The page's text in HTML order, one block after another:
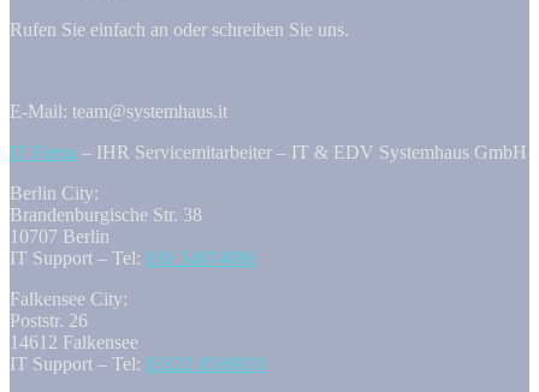
Rufen Sie einfach an oder schreiben Sie uns.
E-Mail: team@systemhaus.it
IT Firma – IHR Servicemitarbeiter – IT & EDV Systemhaus GmbH
Berlin City:
Brandenburgische Str. 38
10707 Berlin
IT Support – Tel: 030 54874086
Falkensee City:
Poststr. 26
14612 Falkensee
IT Support – Tel: 03322 8509070